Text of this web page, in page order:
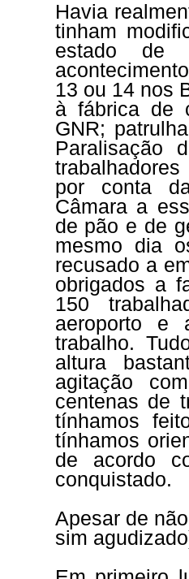
Havia
tinham
estado de
13 ou 14 nos
à fábrica de
GNR;
Paralisação
por conta
Câmara a
de pão e de
mesmo dia
recusado a
obrigados a
150
aeroporto e
trabalho.
altura
agitação
centenas de
tínhamos
tínhamos
de acordo
conquistado.
Apesar de
sim